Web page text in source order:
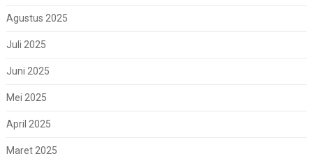
Agustus 2025
Juli 2025
Juni 2025
Mei 2025
April 2025
Maret 2025